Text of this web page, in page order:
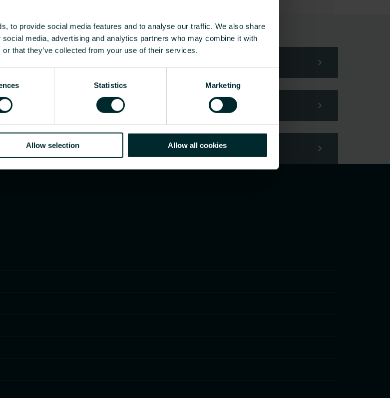
to provide social media features and to analyse our traffic. We also share
media, advertising and analytics partners who may combine it with
that they’ve collected from your use of their services.
Statistics Marketing
Allow selection Allow all cookies
kategori så tar vi gärna hand om din förfrågan.